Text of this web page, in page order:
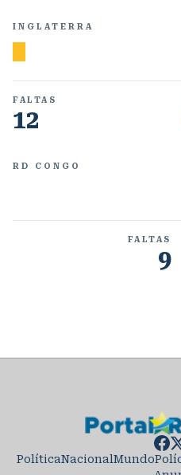
INGLATERRA
FALTAS
12
RD CONGO
FALTAS
9
PolíticaNacionalMundo